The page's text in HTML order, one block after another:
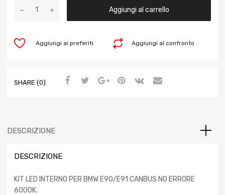
Aggiungi al carrello
Aggiungi al confronto
Aggiungi ai preferiti
SHARE (0)
DESCRIZIONE
DESCRIZIONE
KIT LED INTERNO PER BMW E90/E91 CANBUS NO ERRORE
6000K.